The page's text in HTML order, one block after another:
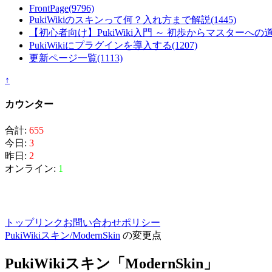
FrontPage(9796)
PukiWikiのスキンって何？入れ方まで解説(1445)
【初心者向け】PukiWiki入門 ～ 初歩からマスターへの
PukiWikiにプラグインを導入する(1207)
更新ページ一覧(1113)
↑
カウンター
合計: 655
今日: 3
昨日: 2
オンライン: 1
トップリンクお問い合わせポリシー
PukiWikiスキン/ModernSkin の変更点
PukiWikiスキン「ModernSkin」